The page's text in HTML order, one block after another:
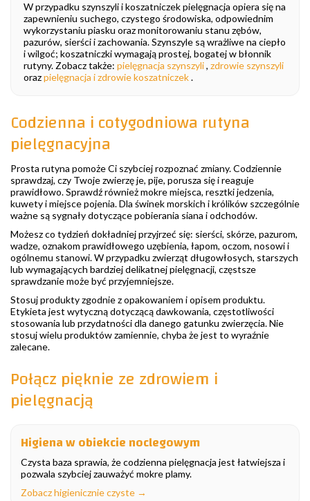
W przypadku szynszyli i koszatniczek pielęgnacja opiera się na
zapewnieniu suchego, czystego środowiska, odpowiednim
wykorzystaniu piasku oraz monitorowaniu stanu zębów,
pazurów, sierści i zachowania. Szynszyle są wrażliwe na ciepło
i wilgoć; koszatniczki wymagają prostej, bogatej w błonnik
rutyny. Zobacz także: pielęgnacja szynszyli, zdrowie szynszyli
orazpielęgnacja i zdrowie koszatniczek.
Codzienna i cotygodniowa rutyna
pielęgnacyjna
Prosta rutyna pomoże Ci szybciej rozpoznać zmiany. Codziennie
sprawdzaj, czy Twoje zwierzę je, pije, porusza się i reaguje
prawidłowo. Sprawdź również mokre miejsca, resztki jedzenia,
kuwety i miejsce pojenia. Dla świnek morskich i królików szczególnie
ważne są sygnały dotyczące pobierania siana i odchodów.
Możesz co tydzień dokładniej przyjrzeć się: sierści, skórze, pazurom,
wadze, oznakom prawidłowego uzębienia, łapom, oczom, nosowi i
ogólnemu stanowi. W przypadku zwierząt długowłosych, starszych
lub wymagających bardziej delikatnej pielęgnacji, częstsze
sprawdzanie może być przyjemniejsze.
Stosuj produkty zgodnie z opakowaniem i opisem produktu.
Etykieta jest wytyczną dotyczącą dawkowania, częstotliwości
stosowania lub przydatności dla danego gatunku zwierzęcia. Nie
stosuj wielu produktów zamiennie, chyba że jest to wyraźnie
zalecane.
Połącz pięknie ze zdrowiem i
pielęgnacją
Higiena w obiekcie noclegowym
Czysta baza sprawia, że codzienna pielęgnacja jest łatwiejsza i
pozwala szybciej zauważyć mokre plamy.
Zobacz higienicznie czyste →